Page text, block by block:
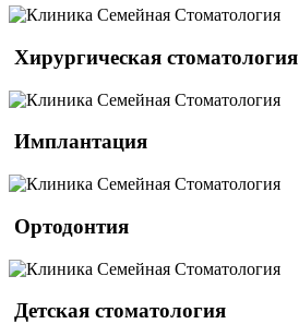
Хирургическая стоматология
Имплантация
Ортодонтия
Детская стоматология